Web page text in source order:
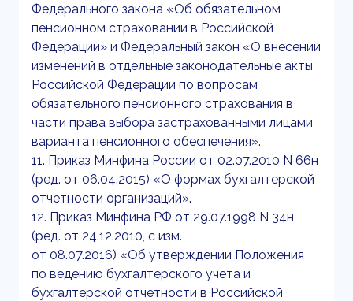
Федерального закона «Об обязательном
пенсионном страховании в Российской
Федерации» и Федеральный закон «О внесении
изменений в отдельные законодательные акты
Российской Федерации по вопросам
обязательного пенсионного страхования в
части права выбора застрахованными лицами
варианта пенсионного обеспечения».
11. Приказ Минфина России от 02.07.2010 N 66н
(ред. от 06.04.2015) «О формах бухгалтерской
отчетности организаций».
12. Приказ Минфина РФ от 29.07.1998 N 34н
(ред. от 24.12.2010, с изм.
от 08.07.2016) «Об утверждении Положения
по ведению бухгалтерского учета и
бухгалтерской отчетности в Российской